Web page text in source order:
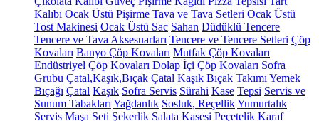
Kalıbı Ocak Üstü Pişirme Tava ve Tava Setleri Ocak Üstü
Tost Makinesi Ocak Üstü Sac Sahan Düdüklü Tencere
Tencere ve Tava Aksesuarları Tencere ve Tencere Setleri Çöp
Kovaları Banyo Çöp Kovaları Mutfak Çöp Kovaları
Endüstriyel Çöp Kovaları Dolap İçi Çöp Kovaları Sofra
Grubu Çatal,Kaşık,Bıçak Çatal Kaşık Bıçak Takımı Yemek
Bıçağı Çatal Kaşık Sofra Servis Sürahi Kase Tepsi Servis ve
Sunum Tabakları Yağdanlık Sosluk, ReçellikYumurtalık
Servis Maşa Seti Şekerlik Salata Kasesi Peçetelik Karaf